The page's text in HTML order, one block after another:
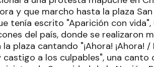
y que marcho hasta la plaza
tenía escrito "Aparición con
del país, donde se realizaron
plaza cantando "¡Ahora! ¡Ahora! /
a los culpables", una